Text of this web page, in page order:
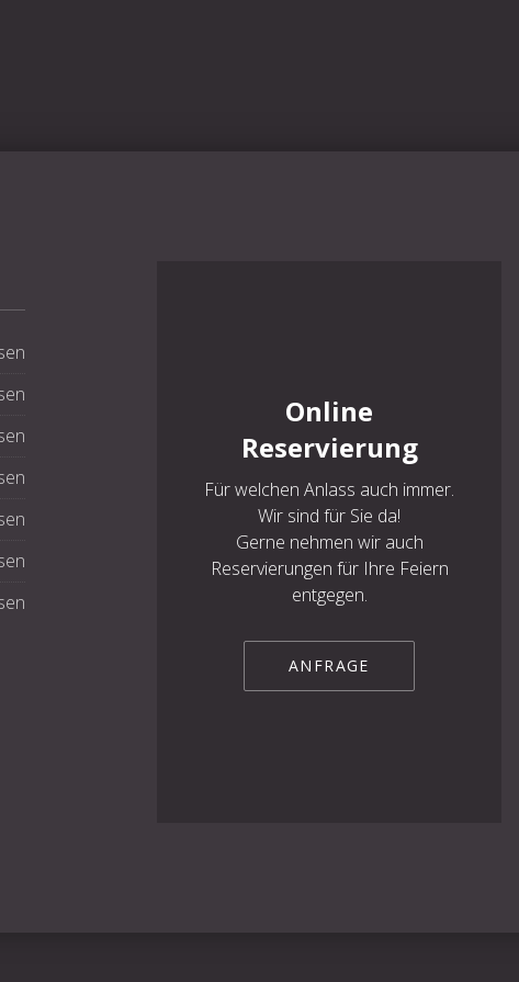
Online
Reservierung
Für welchen Anlass auch immer.
Wir sind für Sie da!
Gerne nehmen wir auch
Reservierungen für Ihre Feiern
entgegen.
ANFRAGE